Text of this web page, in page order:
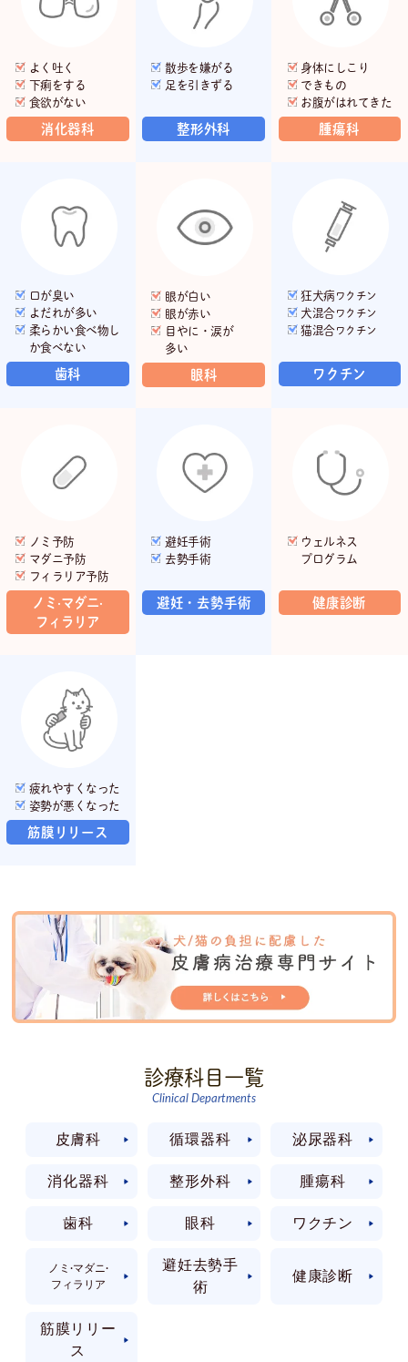
よく吐く
下痢をする
食欲がない
消化器科
散歩を嫌がる
足を引きずる
整形外科
身体にしこり
できもの
お腹がはれてきた
腫瘍科
口が臭い
よだれが多い
柔らかい食べ物し
か食べない
歯科
眼が白い
眼が赤い
目やに・涙が
多い
眼科
狂犬病 ワクチン
犬混合ワクチン
猫混合ワクチン
ワクチン
ノミ予防
マダニ予防
フィラリア予防
ノミ·マダニ·
フィラリア
避妊手術
去勢手術
避妊・去勢手術
ウェルネス
プログラム
健康診断
疲れやすくなった
姿勢が悪くなった
筋膜リリース
診療科目一覧
Clinical Departments
皮膚科 循環器科 泌尿器科
消化器科 整形外科 腫瘍科
歯科 眼科 ワクチン
ノミ·マダニ·
フィラリア
避妊去勢手
術
健康診断
筋膜リリー
ス